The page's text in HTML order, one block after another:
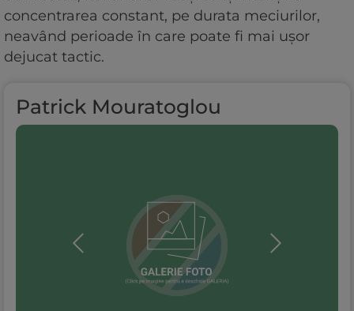
concentrarea constant, pe durata meciurilor,
neavând perioade în care poate fi mai ușor
dejucat tactic.
Patrick Mouratoglou